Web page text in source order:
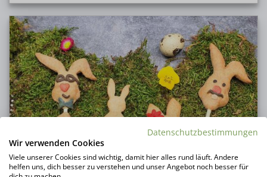
Datenschutzbestimmungen
Wir verwenden Cookies
Viele unserer Cookies sind wichtig, damit hier alles rund läuft. Andere
helfen uns, dich besser zu verstehen und unser Angebot noch besser für